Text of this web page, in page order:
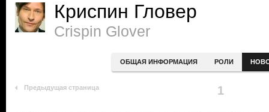
Криспин Гловер
Crispin Glover
ОБЩАЯ ИНФОРМАЦИЯ РОЛИ
Предыдущая страница 1